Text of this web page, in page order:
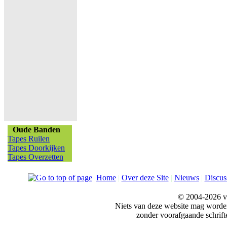
Oude Banden
Tapes Ruilen
Tapes Doorkijken
Tapes Overzetten
Home| Over deze Site| Nieuws|
© 2004-2026
Niets van deze website mag
zonder voorafgaande